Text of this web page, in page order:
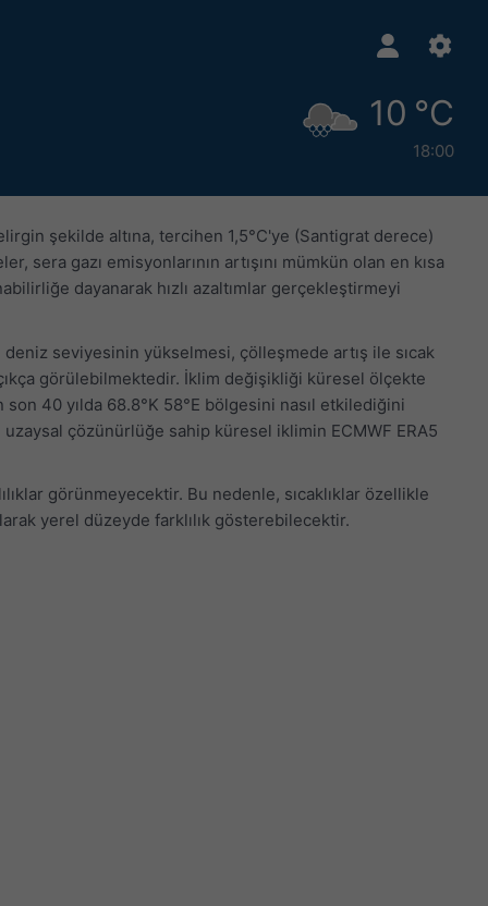
10 °C
18:00
şekilde altına, tercihen 1,5°C'ye (Santigrat derece)
sera gazı emisyonlarının artışını mümkün olan en kısa
dayanarak hızlı azaltımlar gerçekleştirmeyi
seviyesinin yükselmesi, çölleşmede artış ile sıcak
görülebilmektedir. İklim değişikliği küresel ölçekte
40 yılda 68.8°K 58°E bölgesini nasıl etkilediğini
çözünürlüğe sahip küresel iklimin ECMWF ERA5
görünmeyecektir. Bu nedenle, sıcaklıklar özellikle
yerel düzeyde farklılık gösterebilecektir.